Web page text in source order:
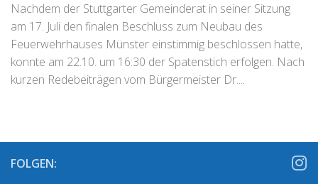
Nachdem der Stuttgarter Gemeinderat in seiner Sitzung
am 17. Juli den finalen Beschluss zum Neubau des
Feuerwehrhauses Münster einstimmig beschlossen hatte,
konnte am 22.10. um 16:30 der Spatenstich erfolgen. Nach
kurzen Redebeiträgen vom Bürgermeister Dr....
FOLGEN: